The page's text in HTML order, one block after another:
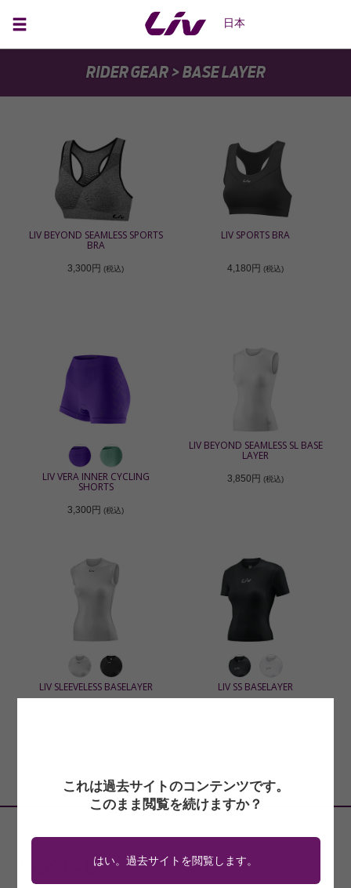
日本
RIDER GEAR> BASE LAYER
LIV BEYOND SEAMLESS SPORTS
BRA
3,300円 (税込)
LIV SPORTS BRA
4,180円 (税込)
LIV VERA INNER CYCLING
SHORTS
3,300円 (税込)
LIV BEYOND SEAMLESS SL BASE
LAYER
3,850円 (税込)
LIV SLEEVELESS BASELAYER LIV SS BASELAYER
SOCIAL
これは過去サイトのコンテンツです。
このまま閲覧を続けますか？
はい。過去サイトを閲覧します。